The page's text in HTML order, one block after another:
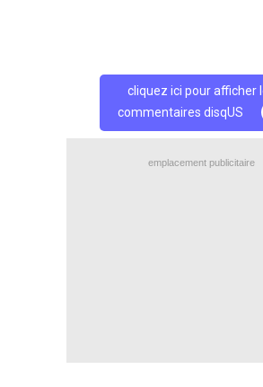
cliquez ici pour afficher
commentaires disqUS
emplacement publicitaire